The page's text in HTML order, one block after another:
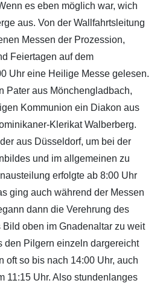
es eben möglich war, wich
aus. Von der Wallfahrtsleitung
Messen der Prozession,
Feiertagen auf dem
Uhr eine Heilige Messe gelesen.
Pater aus Mönchengladbach,
Kommunion ein Diakon aus
Klerikat Walberberg.
aus Düsseldorf, um bei der
und im allgemeinen zu
erfolgte ab 8:00 Uhr
ging auch während der Messen
dann die Verehrung des
oben im Gnadenaltar zu weit
den Pilgern einzeln dargereicht
oft so bis nach 14:00 Uhr, auch
11:15 Uhr. Also stundenlanges